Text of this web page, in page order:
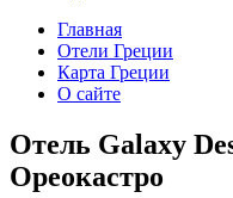
Главная
Отели Греции
Карта Греции
О сайте
Отель Galaxy
Ореокастро